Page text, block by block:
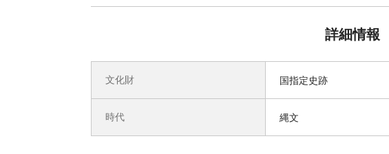
詳細情報
文化財 国指定史跡
時代 縄文